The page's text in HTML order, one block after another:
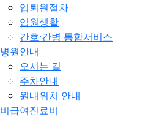
입퇴원절차
입원생활
간호·간병 통합서비스
병원안내
오시는 길
주차안내
원내위치 안내
비급여진료비